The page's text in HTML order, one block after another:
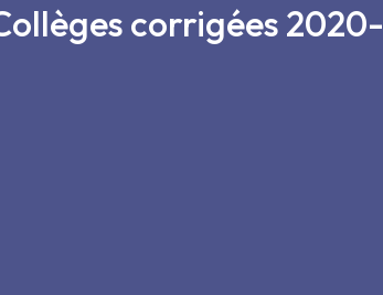
corrigées 2020-